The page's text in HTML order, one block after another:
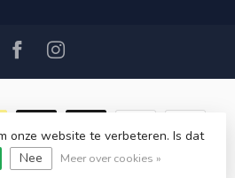
watersport and boat equipment
onze website te verbeteren. Is dat
Nee Meer over cookies »